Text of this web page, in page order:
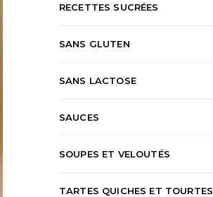
RECETTES SUCRÉES
SANS GLUTEN
SANS LACTOSE
SAUCES
SOUPES ET VELOUTÉS
TARTES QUICHES ET TOURTES